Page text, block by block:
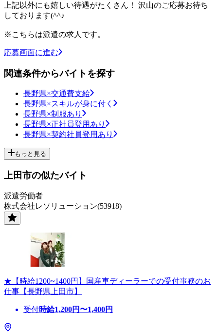
上記以外にも嬉しい待遇がたくさん！ 沢山のご応募お待ち
しております(^^♪
※こちらは派遣の求人です。
応募画面に進む
関連条件からバイトを探す
長野県×交通費支給
長野県×スキルが身に付く
長野県×制服あり
長野県×正社員登用あり
長野県×契約社員登用あり
もっと見る
上田市の似たバイト
派遣労働者
株式会社レソリューション(53918)
★【時給1200~1400円】国産車ディーラーでの受付事務のお
仕事【長野県上田市】
受付時給1,200円〜1,400円